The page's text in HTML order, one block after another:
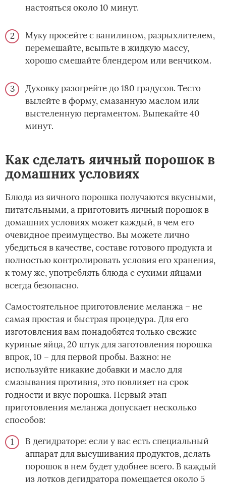
настояться около 10 минут.
Муку просейте с ванилином, разрыхлителем,
перемешайте, всыпьте в жидкую массу,
хорошо смешайте блендером или венчиком.
Духовку разогрейте до 180 градусов. Тесто
вылейте в форму, смазанную маслом или
выстеленную пергаментом. Выпекайте 40
минут.
Как сделать яичный порошок в
домашних условиях
Блюда из яичного порошка получаются вкусными,
питательными, а приготовить яичный порошок в
домашних условиях может каждый, в чем его
очевидное преимущество. Вы можете лично
убедиться в качестве, составе готового продукта и
полностью контролировать условия его хранения,
к тому же, употреблять блюда с сухими яйцами
всегда безопасно.
Самостоятельное приготовление меланжа – не
самая простая и быстрая процедура. Для его
изготовления вам понадобятся только свежие
куриные яйца, 20 штук для заготовления порошка
впрок, 10 – для первой пробы. Важно: не
используйте никакие добавки и масло для
смазывания противня, это повлияет на срок
годности и вкус порошка. Первый этап
приготовления меланжа допускает несколько
способов:
В дегидраторе: если у вас есть специальный
аппарат для высушивания продуктов, делать
порошок в нем будет удобнее всего. В каждый
из лотков дегидратора помещается около 5